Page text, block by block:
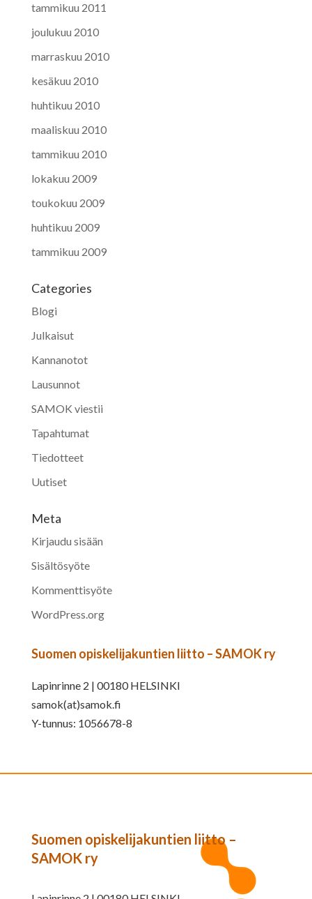
tammikuu 2011
joulukuu 2010
marraskuu 2010
kesäkuu 2010
huhtikuu 2010
maaliskuu 2010
tammikuu 2010
lokakuu 2009
toukokuu 2009
huhtikuu 2009
tammikuu 2009
Categories
Blogi
Julkaisut
Kannanotot
Lausunnot
SAMOK viestii
Tapahtumat
Tiedotteet
Uutiset
Meta
Kirjaudu sisään
Sisältösyöte
Kommenttisyöte
WordPress.org
Suomen opiskelijakuntien liitto – SAMOK ry
Lapinrinne 2 | 00180 HELSINKI
samok(at)samok.fi
Y-tunnus: 1056678-8
Suomen opiskelijakuntien liitto –
SAMOK ry